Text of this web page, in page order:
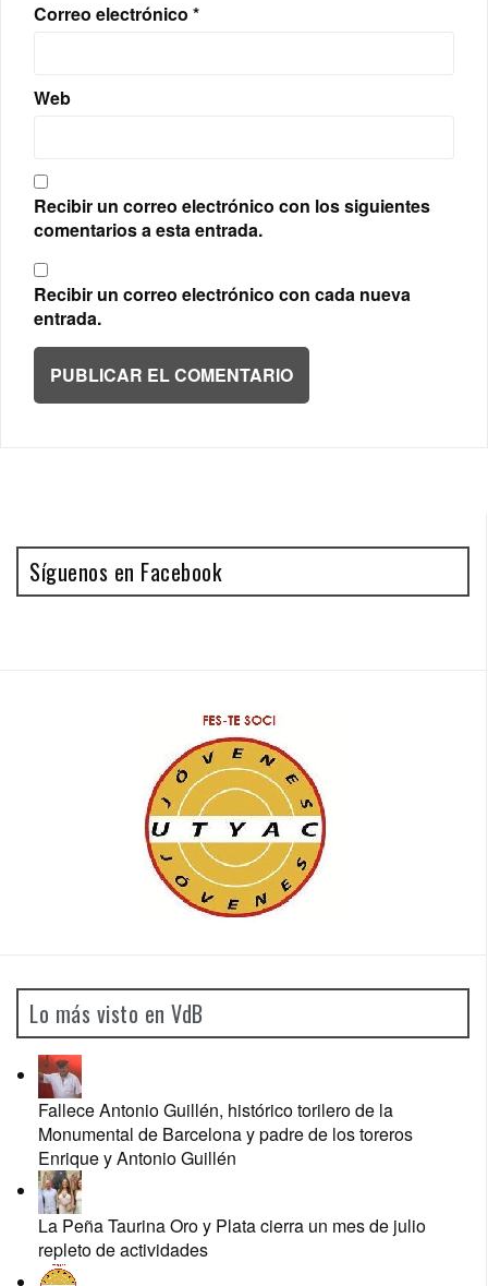
Correo electrónico *
Web
Recibir un correo electrónico con los siguientes
comentarios a esta entrada.
Recibir un correo electrónico con cada nueva
entrada.
Síguenos en Facebook
Lo más visto en VdB
Fallece Antonio Guillén, histórico torilero de la
Monumental de Barcelona y padre de los toreros
Enrique y Antonio Guillén
La Peña Taurina Oro y Plata cierra un mes de julio
repleto de actividades